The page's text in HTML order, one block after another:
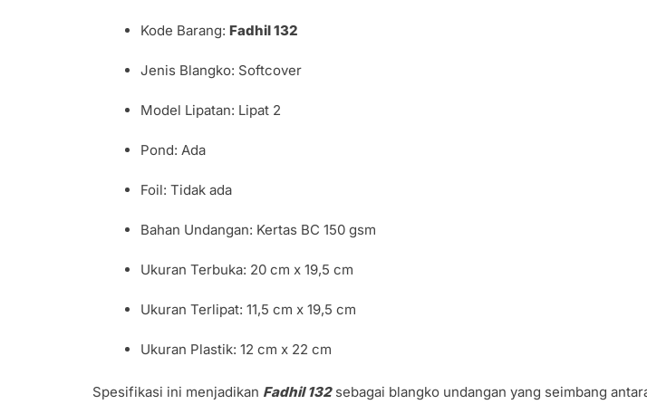
Kode Barang:Fadhil 132
Jenis Blangko: Softcover
Model Lipatan: Lipat 2
Pond: Ada
Foil: Tidak ada
Bahan Undangan: Kertas BC 150 gsm
Ukuran Terbuka: 20 cm x 19,5 cm
Ukuran Terlipat: 11,5 cm x 19,5 cm
Ukuran Plastik: 12 cm x 22 cm
Spesifikasi ini menjadikan Fadhil 132sebagai blangko undangan yang seimbang